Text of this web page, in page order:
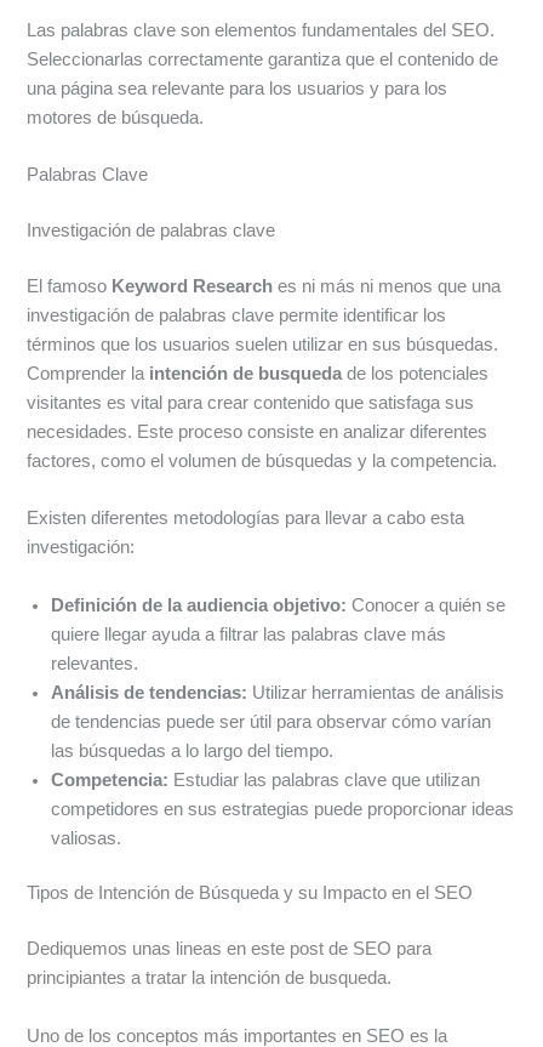
Las palabras clave son elementos fundamentales del SEO.
Seleccionarlas correctamente garantiza que el contenido de
una página sea relevante para los usuarios y para los
motores de búsqueda.
Palabras Clave
Investigación de palabras clave
El famoso Keyword Research es ni más ni menos que una
investigación de palabras clave permite identificar los
términos que los usuarios suelen utilizar en sus búsquedas.
Comprender la intención de busqueda de los potenciales
visitantes es vital para crear contenido que satisfaga sus
necesidades. Este proceso consiste en analizar diferentes
factores, como el volumen de búsquedas y la competencia.
Existen diferentes metodologías para llevar a cabo esta
investigación:
Definición de la audiencia objetivo: Conocer a quién se
quiere llegar ayuda a filtrar las palabras clave más
relevantes.
Análisis de tendencias: Utilizar herramientas de análisis
de tendencias puede ser útil para observar cómo varían
las búsquedas a lo largo del tiempo.
Competencia: Estudiar las palabras clave que utilizan
competidores en sus estrategias puede proporcionar ideas
valiosas.
Tipos de Intención de Búsqueda y su Impacto en el SEO
Dediquemos unas lineas en este post de SEO para
principiantes a tratar la intención de busqueda.
Uno de los conceptos más importantes en SEO es la